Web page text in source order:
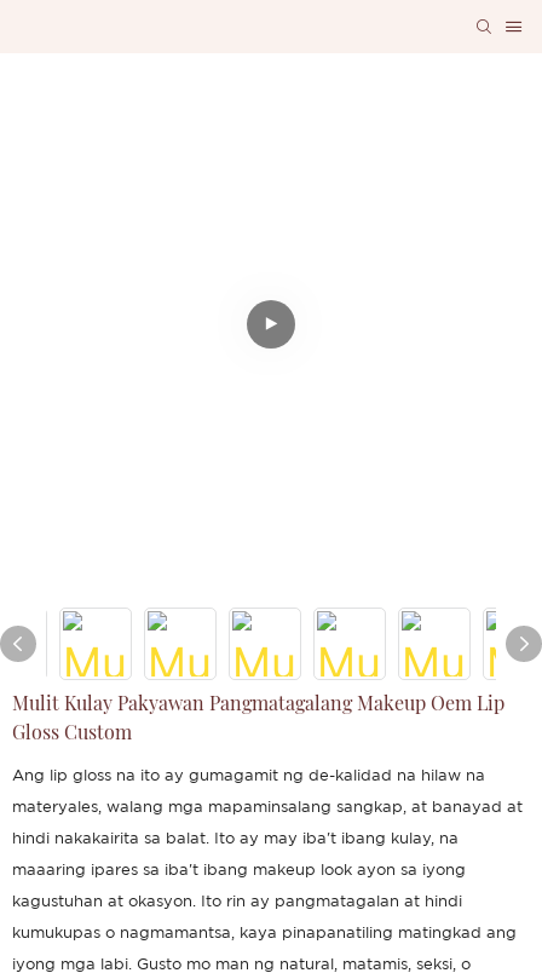
Mulit Kulay Pakyawan Pangmatagalang Makeup Oem Lip
Gloss Custom
Ang lip gloss na ito ay gumagamit ng de-kalidad na hilaw na
materyales, walang mga mapaminsalang sangkap, at banayad at
hindi nakakairita sa balat. Ito ay may iba't ibang kulay, na
maaaring ipares sa iba't ibang makeup look ayon sa iyong
kagustuhan at okasyon. Ito rin ay pangmatagalan at hindi
kumukupas o nagmamantsa, kaya pinapanatiling matingkad ang
iyong mga labi. Gusto mo man ng natural, matamis, seksi, o